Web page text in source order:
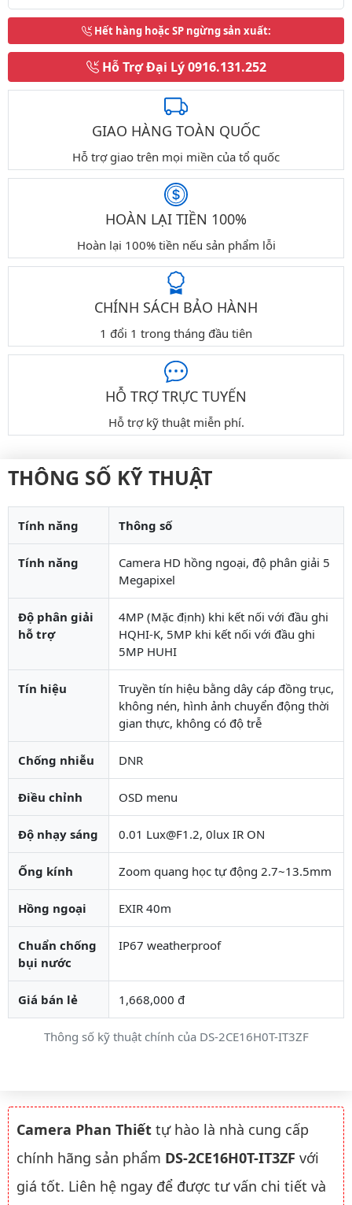
Hết hàng hoặc SP ngừng sản xuất:
Hỗ Trợ Đại Lý0916.131.252
GIAO HÀNG TOÀN QUỐC
Hỗ trợ giao trên mọi miền của tổ quốc
HOÀN LẠI TIỀN 100%
Hoàn lại 100% tiền nếu sản phẩm lỗi
CHÍNH SÁCH BẢO HÀNH
1 đổi 1 trong tháng đầu tiên
HỖ TRỢ TRỰC TUYẾN
Hỗ trợ kỹ thuật miễn phí.
THÔNG SỐ KỸ THUẬT
Thông số kỹ thuật chính của DS-2CE16H0T-IT3ZF
Tính năng Thông số
Tính năng
Camera HD hồng ngoại, độ phân giải 5
Megapixel
Độ phân giải
hỗ trợ
4MP (Mặc định) khi kết nối với đầu ghi
HQHI-K, 5MP khi kết nối với đầu ghi
5MP HUHI
Tín hiệu
Truyền tín hiệu bằng dây cáp đồng trục,
không nén, hình ảnh chuyển động thời
gian thực, không có độ trễ
Chống nhiễu DNR
Điều chỉnh OSD menu
Độ nhạy sáng 0.01 Lux@F1.2, 0lux IR ON
Ống kính Zoom quang học tự động 2.7~13.5mm
Hồng ngoại EXIR 40m
Chuẩn chống
bụi nước
IP67 weatherproof
Giá bán lẻ 1,668,000 đ
Camera Phan Thiết tự hào là nhà cung cấp
chính hãng sản phẩm DS-2CE16H0T-IT3ZF với
giá tốt. Liên hệ ngay để được tư vấn chi tiết và